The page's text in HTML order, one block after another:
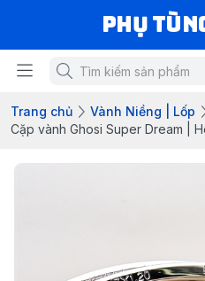
Phụ
Trang chủ
Vành Niềng | Lốp
Cặp vành Ghosi Super Dream |